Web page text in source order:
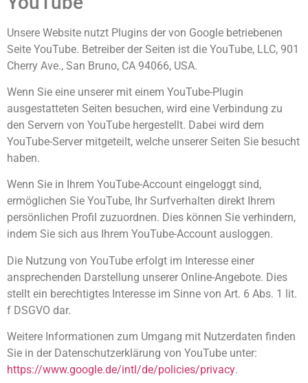
Unsere Website nutzt Plugins der von Google betriebenen
Seite YouTube. Betreiber der Seiten ist die YouTube, LLC, 901
Cherry Ave., San Bruno, CA 94066, USA.
Wenn Sie eine unserer mit einem YouTube-Plugin
ausgestatteten Seiten besuchen, wird eine Verbindung zu
den Servern von YouTube hergestellt. Dabei wird dem
YouTube-Server mitgeteilt, welche unserer Seiten Sie besucht
haben.
Wenn Sie in Ihrem YouTube-Account eingeloggt sind,
ermöglichen Sie YouTube, Ihr Surfverhalten direkt Ihrem
persönlichen Profil zuzuordnen. Dies können Sie verhindern,
indem Sie sich aus Ihrem YouTube-Account ausloggen.
Die Nutzung von YouTube erfolgt im Interesse einer
ansprechenden Darstellung unserer Online-Angebote. Dies
stellt ein berechtigtes Interesse im Sinne von Art. 6 Abs. 1 lit.
f DSGVO dar.
Weitere Informationen zum Umgang mit Nutzerdaten finden
Sie in der Datenschutzerklärung von YouTube unter:
https://www.google.de/intl/de/policies/privacy.